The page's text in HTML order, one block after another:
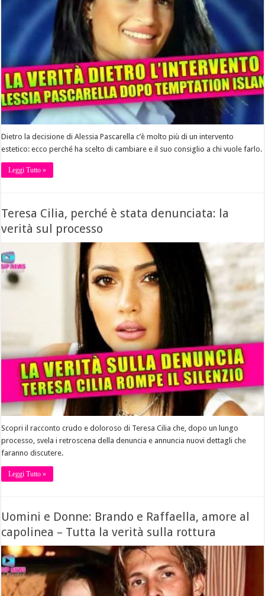
Dietro la decisione di Alessia Pascarella c’è molto più di un intervento
estetico: ecco perché ha scelto di cambiare e il suo consiglio a chi vuole farlo.
Leggi Tutto »
Teresa Cilia, perché è stata denunciata: la
verità sul processo
Scopri il racconto crudo e doloroso di Teresa Cilia che, dopo un lungo
processo, svela i retroscena della denuncia e annuncia nuovi dettagli che
faranno discutere.
Leggi Tutto »
Uomini e Donne: Brando e Raffaella, amore al
capolinea – Tutta la verità sulla rottura